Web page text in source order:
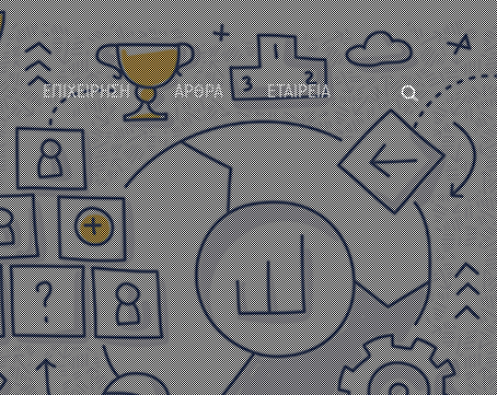
ΕΠΙΧΕΙΡΗΣΗ ΑΡΘΡΑ ΕΤΑΙΡΕΙΑ